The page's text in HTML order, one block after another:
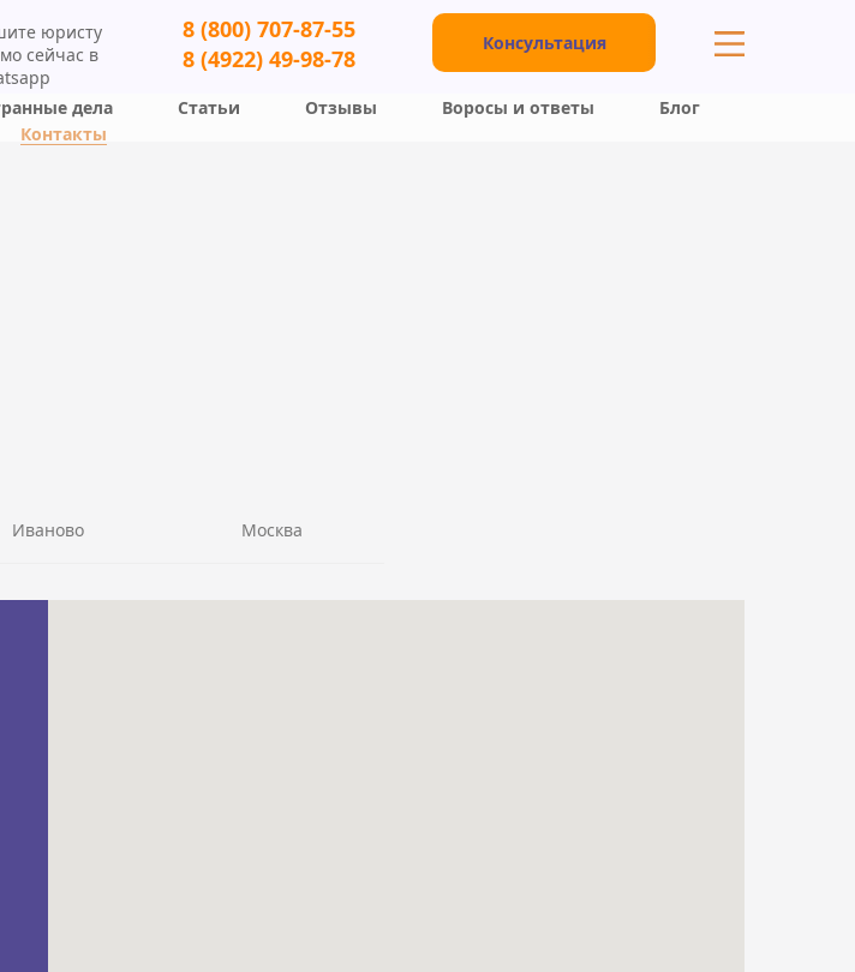
Консультация
8 (800) 707-87-55
8 (4922) 49-98-78
юристу
сейчас в
дела Статьи Отзывы Воросы и ответы
Блог
Контакты
Иваново Москва